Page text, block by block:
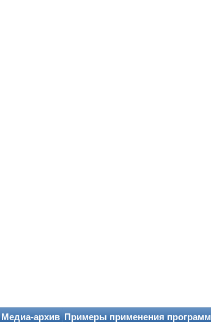
Медиа-архив Примеры применения программ